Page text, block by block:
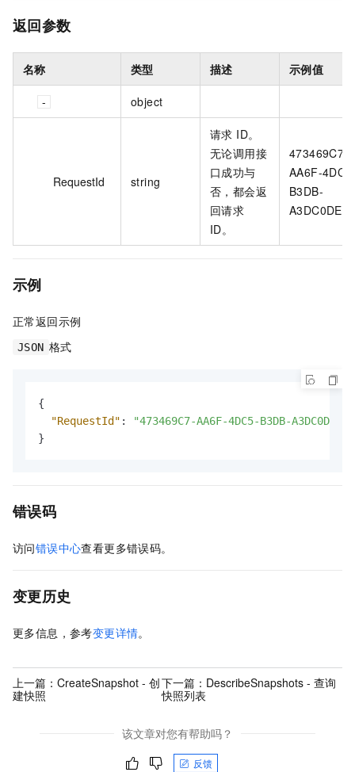
返回参数
名称 类型 描述 示例值
object
RequestId string
请求 ID。
无论调用接
口成功与
否，都会返
回请求
ID。
473469C7-
AA6F-
B3DB-
示例
正常返回示例
JSON 格式
{
"RequestId" :
"473469C7-AA6F-4DC5-B3DB-
}
错误码
访问错误中心查看更多错误码。
变更历史
更多信息，参考变更详情。
上一篇： CreateSnapshot - 创
建快照
下一篇： DescribeSnapshots - 查询
快照列表
该文章对您有帮助吗？
反馈